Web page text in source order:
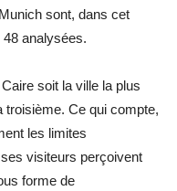
sont, dans cet
analysées.
soit la ville la plus
troisième. Ce qui compte,
les limites
visiteurs perçoivent
forme de